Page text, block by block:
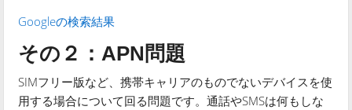
Googleの検索結果
その２：APN問題
SIMフリー版など、携帯キャリアのものでないデバイスを使
用する場合について回る問題です。通話やSMSは何もしな